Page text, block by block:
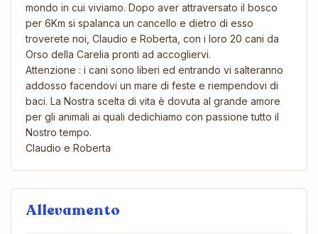
mondo in cui viviamo. Dopo aver attraversato il bosco
per 6Km si spalanca un cancello e dietro di esso
troverete noi, Claudio e Roberta, con i loro 20 cani da
Orso della Carelia pronti ad accogliervi.
Attenzione : i cani sono liberi ed entrando vi salteranno
addosso facendovi un mare di feste e riempendovi di
baci. La Nostra scelta di vita è dovuta al grande amore
per gli animali ai quali dedichiamo con passione tutto il
Nostro tempo.
Claudio e Roberta
Allevamento